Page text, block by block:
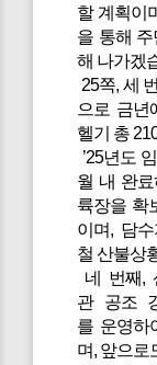
할 계획이
을 통해
해 나가겠
25쪽, 세
으로 금년
헬기 총
’25년도
월 내 완
륙장을 확
이며, 담
철 산불상
네 번째,
관 공조
를 운영하
며, 앞으로